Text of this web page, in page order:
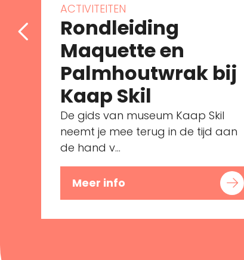
ACTIVITEITEN
Rondleiding
Maquette en
Palmhoutwrak bij
Kaap Skil
De gids van museum Kaap Skil
neemt je mee terug in de tijd aan
de hand v...
Meer info